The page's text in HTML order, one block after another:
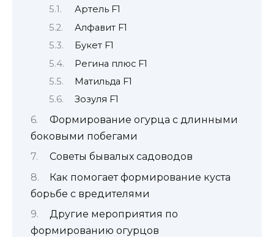
Артель F1
Алфавит F1
Букет F1
Регина плюс F1
Матильда F1
Зозуля F1
Формирование огурца с длинными
боковыми побегами
Советы бывалых садоводов
Как помогает формирование куста
борьбе с вредителями
Другие мероприятия по
формированию огурцов